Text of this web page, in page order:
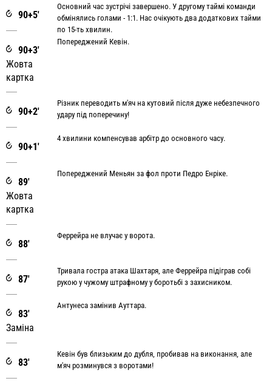
90+5'
Основний час зустрічі завершено. У другому таймі команди
обмінялись голами - 1:1. Нас очікують два додаткових тайми
по 15-ть хвилин.
90+3'
Жовта
картка
Попереджений Кевін.
90+2'
Різник переводить м'яч на кутовий після дуже небезпечного
удару під поперечину!
90+1'
4 хвилини компенсував арбітр до основного часу.
89'
Жовта
картка
Попереджений Меньян за фол проти Педро Енріке.
88'
Феррейра не влучає у ворота.
87'
Тривала гостра атака Шахтаря, але Феррейра підіграв собі
рукою у чужому штрафному у боротьбі з захисником.
83'
Заміна
Антунеса замінив Ауттара.
83'
Кевін був близьким до дубля, пробивав на виконання, але
м'яч розминувся з воротами!